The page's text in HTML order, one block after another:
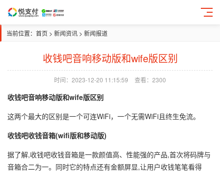
当前位置： 首页 > 新闻资讯 > 新闻报道
收钱吧音响移动版和wife版区别
时间：2023-12-20 11:15:59 查看：2300
收钱吧音响移动版和wife版区别
这两个最大的区别是一个可连WiFi，一个无需WiFi且终生免流。
收钱吧收钱音箱(wifi版和移动版)
据了解,收钱吧收钱音箱是一款颜值高、性能强的产品,首次将码牌与
音箱合二为一。同时它的特点还有金额屏显,让用户收钱笔笔看得